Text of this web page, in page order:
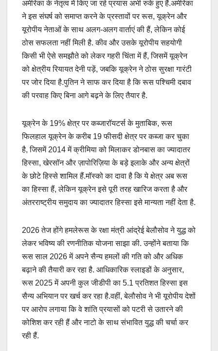
अमेरिका के नेतृत्व में किए जा रहे प्रयास अभी रुके हुए हैं.अमेरिका
ने इस संघर्ष को समाप्त करने के प्रस्तावों पर रूस, यूक्रेन और
यूरोपीय नेताओं के साथ अलग-अलग वार्ताएं की हैं, लेकिन कोई
ठोस सफलता नहीं मिली है. कीव और उसके यूरोपीय सहयोगी
किसी भी ऐसे समझौते को लेकर गहरी चिंता में हैं, जिसमें यूक्रेन
को क्षेत्रीय रियायत देनी पड़ें, जबकि यूक्रेन ने ठोस सुरक्षा गारंटी
पर जोर दिया है.पुतिन ने साफ कर दिया है कि रूस पश्चिमी दबाव
की परवाह किए बिना आगे बढ़ने के लिए तैयार है.
यूक्रेन के 19% क्षेत्र पर कब्जारॉयटर्स के मुताबिक, रूस
फिलहाल यूक्रेन के करीब 19 फीसदी क्षेत्र पर कब्जा कर चुका
है, जिसमें 2014 में क्रीमिया को मिलाकर डोनबास का ज्यादातर
हिस्सा, खेरसॉन और ज़ापोरिज़िया के बड़े इलाके और अन्य क्षेत्रों
के छोटे हिस्से शामिल हैं.मॉस्को का दावा है कि ये क्षेत्र अब रूस
का हिस्सा हैं, लेकिन यूक्रेन इसे पूरी तरह खारिज करता है और
अंतरराष्ट्रीय समुदाय का ज्यादातर हिस्सा इसे मान्यता नहीं देता है.
2026 तेज होंगे हमलेरूस के रक्षा मंत्री आंद्रेई बेलौसोव ने युद्ध को
लेकर भविष्य की रणनीतिक योजना साझा की. उन्होंने बताया कि
रूस साल 2026 में अपने सैन्य हमलों की गति को और अधिक
बढ़ाने की तैयारी कर रहा है. आधिकारिक स्लाइडों के अनुसार,
रूस 2025 में अपनी कुल जीडीपी का 5.1 प्रतिशत हिस्सा इस
सैन्य अभियान पर खर्च कर रहा है.वहीं, बेलौसोव ने भी यूरोपीय देशों
पर आरोप लगाया कि वे शांति प्रयासों को पटरी से उतारने की
कोशिश कर रही हैं और नाटो के साथ संभावित युद्ध की चर्चा कर
रही हैं.